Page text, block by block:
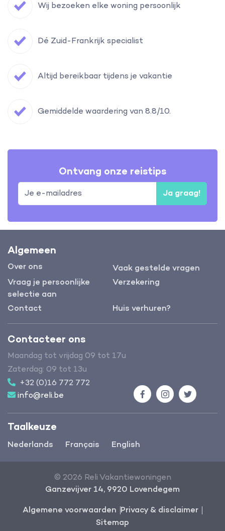
Wij bezoeken elke woning persoonlijk
Dé Zuid-Frankrijk specialist
Altijd bereikbaar tijdens je vakantie
Gemiddelde waardering van 8.8/10.
Ontvang onze reistips
Ja graag!
Algemeen
Over ons
Vaak gestelde vragen
Vraag je persoonlijke
selectie aan
Verzekering
Contact Huis verhuren?
Taalkeuze
Nederlands Français English
Contacteer ons
Maandag tot vrijdag 09 tot 17u
Zaterdag: 09 tot 13u
+32 (0)16 772 772
info@reli.be
FacebookInstagramTwitter
© 2026 Reli Vakantiewoningen
Ganzevijver 14, 9920 Lovendegem
Algemene voorwaarden Privacy & disclaimer
Sitemap